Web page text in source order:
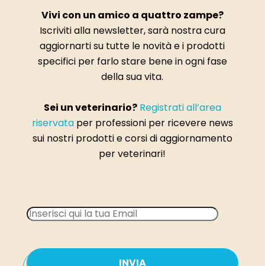
Vivi con un amico a quattro zampe?
Iscriviti alla newsletter, sarà nostra cura
aggiornarti su tutte le novità e i prodotti
specifici per farlo stare bene in ogni fase
della sua vita.
Sei un veterinario? Registrati all’area
riservataper professioni per ricevere news
sui nostri prodotti e corsi di aggiornamento
per veterinari!